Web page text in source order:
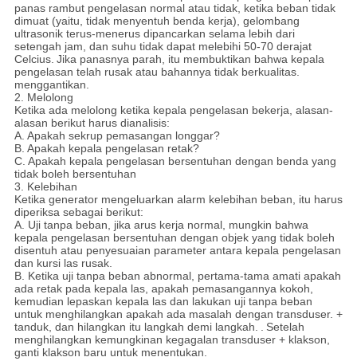
panas rambut pengelasan normal atau tidak, ketika beban tidak
dimuat (yaitu, tidak menyentuh benda kerja), gelombang
ultrasonik terus-menerus dipancarkan selama lebih dari
setengah jam, dan suhu tidak dapat melebihi 50-70 derajat
Celcius. Jika panasnya parah, itu membuktikan bahwa kepala
pengelasan telah rusak atau bahannya tidak berkualitas.
menggantikan.
2. Melolong
Ketika ada melolong ketika kepala pengelasan bekerja, alasan-
alasan berikut harus dianalisis:
A. Apakah sekrup pemasangan longgar?
B. Apakah kepala pengelasan retak?
C. Apakah kepala pengelasan bersentuhan dengan benda yang
tidak boleh bersentuhan
3. Kelebihan
Ketika generator mengeluarkan alarm kelebihan beban, itu harus
diperiksa sebagai berikut:
A. Uji tanpa beban, jika arus kerja normal, mungkin bahwa
kepala pengelasan bersentuhan dengan objek yang tidak boleh
disentuh atau penyesuaian parameter antara kepala pengelasan
dan kursi las rusak.
B. Ketika uji tanpa beban abnormal, pertama-tama amati apakah
ada retak pada kepala las, apakah pemasangannya kokoh,
kemudian lepaskan kepala las dan lakukan uji tanpa beban
untuk menghilangkan apakah ada masalah dengan transduser. +
tanduk, dan hilangkan itu langkah demi langkah. . Setelah
menghilangkan kemungkinan kegagalan transduser + klakson,
ganti klakson baru untuk menentukan.